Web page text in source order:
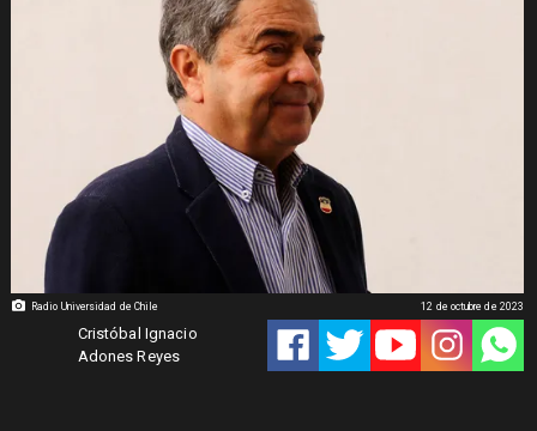
Radio Universidad de Chile
Cristóbal Ignacio
Adones Reyes
12 de octubre de 2023